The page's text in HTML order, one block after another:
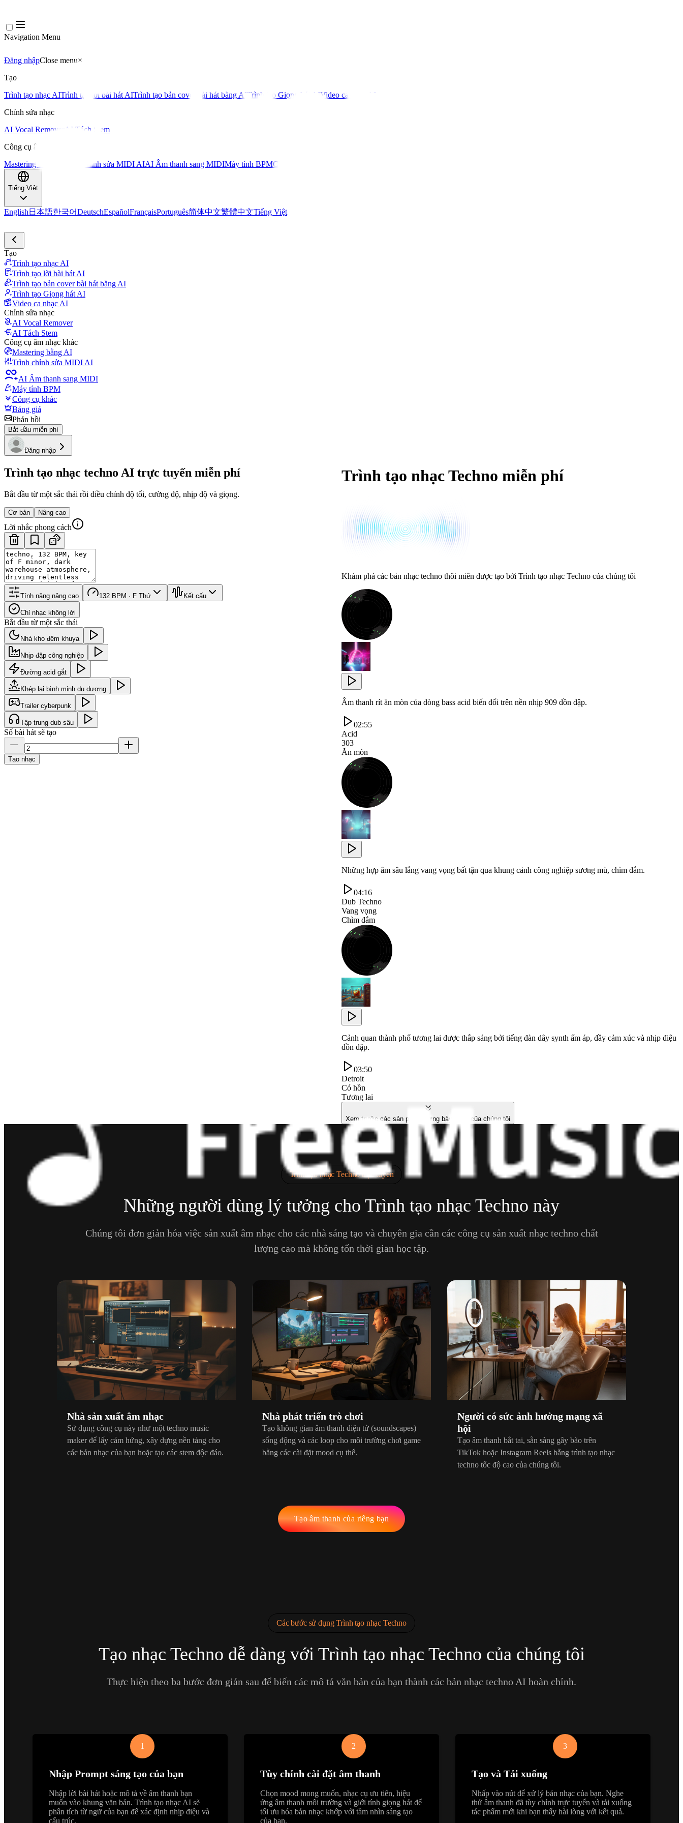
Navigation Menu
Đăng nhậpClose menu×
Tạo
Trình tạo nhạc AITrình tạo lời bài hát AITrình tạo bản cover bài hát bằng AITrình tạo Giọng hát AIVideo ca nhạc AI
Chỉnh sửa nhạc
AI Vocal Remover
AI Tách Stem
Công cụ âm nhạc khác
Mastering bằng AI
Trình chỉnh sửa MIDI AIAI Âm thanh sang MIDIMáy tính BPMCông cụ khác
Tiếng Việt
English 日本語한국어DeutschEspañolFrançaisPortuguês简体中文繁體中文Tiếng Việt
Tạo
Trình tạo nhạc AI
Trình tạo lời bài hát AI
Trình tạo bản cover bài hát bằng AI
Trình tạo Giọng hát AI
Video ca nhạc AI
Chỉnh sửa nhạc
AI Vocal Remover
AI Tách Stem
Công cụ âm nhạc khác
Mastering bằng AI
Trình chỉnh sửa MIDI AI
AI Âm thanh sang MIDI
Máy tính BPM
Công cụ khác
Bảng giá
Phản hồi
Bắt đầu miễn phí
Đăng nhập
Trình tạo nhạc techno AI trực tuyến miễn phí
Bắt đầu từ một sắc thái rồi điều chỉnh độ tối, cường độ, nhịp độ và giọng.
Cơ bản Nâng cao
Lời nhắc phong cách
Tính năng nâng cao 132 BPM · F Thứ Kết cấu
Chỉ nhạc không lời
Bắt đầu từ một sắc thái
Nhà kho đêm khuya
Nhịp đập công nghiệp
Đường acid gắt
Khép lại bình minh du dương
Trailer cyberpunk
Tập trung dub sâu
Số bài hát sẽ tạo
Tạo nhạc
Trình tạo nhạc Techno miễn phí
Khám phá các bản nhạc techno thôi miên được tạo bởi Trình tạo nhạc Techno của chúng tôi
Âm thanh rít ăn mòn của dòng bass acid biến đổi trên nền nhịp 909 dồn dập.
02:55
Acid
303
Ăn mòn
Những hợp âm sâu lắng vang vọng bất tận qua khung cảnh công nghiệp sương mù, chìm đắm.
04:16
Dub Techno
Vang vọng
Chìm đắm
Cảnh quan thành phố tương lai được thắp sáng bởi tiếng đàn dây synth ấm áp, đầy cảm xúc và nhịp điệu
dồn dập.
03:50
Detroit
Có hồn
Tương lai
Xem trước các sản phẩm trưng bày khác của chúng tôi
Trình tạo nhạc Techno trực tuyến
Những người dùng lý tưởng cho Trình tạo nhạc Techno này
Chúng tôi đơn giản hóa việc sản xuất âm nhạc cho các nhà sáng tạo và chuyên gia cần các công cụ sản xuất nhạc techno chất
lượng cao mà không tốn thời gian học tập.
Nhà sản xuất âm nhạc
Sử dụng công cụ này như một techno music
maker để lấy cảm hứng, xây dựng nền tảng cho
các bản nhạc của bạn hoặc tạo các stem độc đáo.
Nhà phát triển trò chơi
Tạo không gian âm thanh điện tử (soundscapes)
sống động và các loop cho môi trường chơi game
bằng các cài đặt mood cụ thể.
Người có sức ảnh hưởng mạng xã
hội
Tạo âm thanh bắt tai, sẵn sàng gây bão trên
TikTok hoặc Instagram Reels bằng trình tạo nhạc
techno tốc độ cao của chúng tôi.
Tạo âm thanh của riêng bạn
Các bước sử dụng Trình tạo nhạc Techno
Tạo nhạc Techno dễ dàng với Trình tạo nhạc Techno của chúng tôi
Thực hiện theo ba bước đơn giản sau để biến các mô tả văn bản của bạn thành các bản nhạc techno AI hoàn chỉnh.
1
Nhập Prompt sáng tạo của bạn
Nhập lời bài hát hoặc mô tả về âm thanh bạn
muốn vào khung văn bản. Trình tạo nhạc AI sẽ
phân tích từ ngữ của bạn để xác định nhịp điệu và
cấu trúc.
2
Tùy chỉnh cài đặt âm thanh
Chọn mood mong muốn, nhạc cụ ưu tiên, hiệu
ứng âm thanh môi trường và giới tính giọng hát để
tối ưu hóa bản nhạc khớp với tầm nhìn sáng tạo
của bạn.
3
Tạo và Tải xuống
Nhấp vào nút để xử lý bản nhạc của bạn. Nghe
thử âm thanh đã tùy chỉnh trực tuyến và tải xuống
tác phẩm mới khi bạn thấy hài lòng với kết quả.